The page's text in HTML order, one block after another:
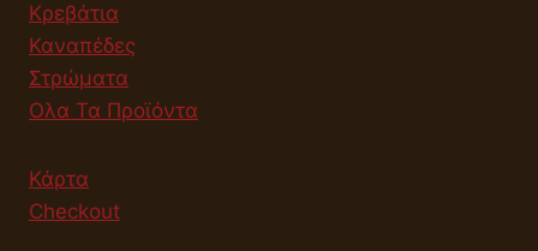
Κρεβάτια
Καναπέδες
Στρώματα
Ολα Τα Προϊόντα
Κάρτα
Checkout